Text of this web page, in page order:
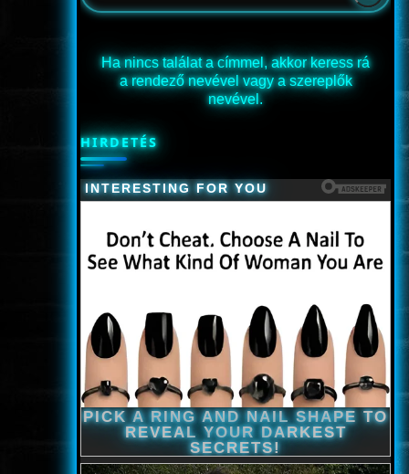
Ha nincs találat a címmel, akkor keress rá
a rendező nevével vagy a szereplők
nevével.
HIRDETÉS